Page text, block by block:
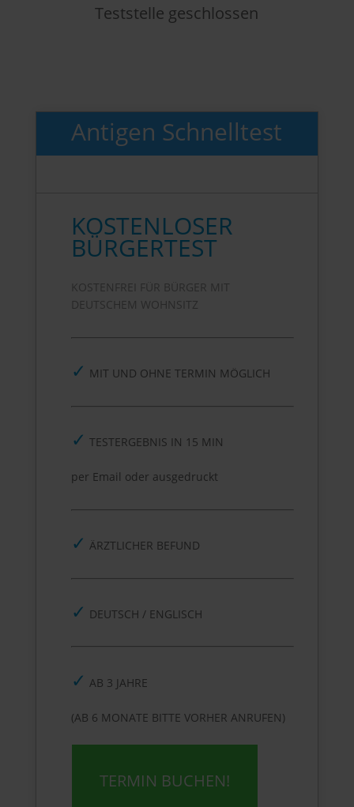
Teststelle geschlossen
Antigen Schnelltest
KOSTENLOSER
BÜRGERTEST
KOSTENFREI FÜR BÜRGER MIT
DEUTSCHEM WOHNSITZ
✓ MIT UND OHNE TERMIN MÖGLICH
✓ TESTERGEBNIS IN 15 MIN
per Email oder ausgedruckt
✓ ÄRZTLICHER BEFUND
✓ DEUTSCH / ENGLISCH
✓ AB 3 JAHRE
(AB 6 MONATE BITTE VORHER ANRUFEN)
TERMIN BUCHEN!